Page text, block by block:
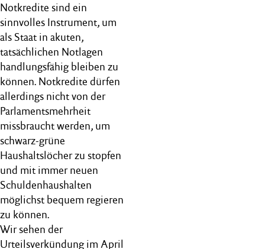
Notkredite sind ein
sinnvolles Instrument, um
als Staat in akuten,
tatsächlichen Notlagen
handlungsfähig bleiben zu
können. Notkredite dürfen
allerdings nicht von der
Parlamentsmehrheit
missbraucht werden, um
schwarz-grüne
Haushaltslöcher zu stopfen
und mit immer neuen
Schuldenhaushalten
möglichst bequem regieren
zu können.
Wir sehen der
Urteilsverkündung im April